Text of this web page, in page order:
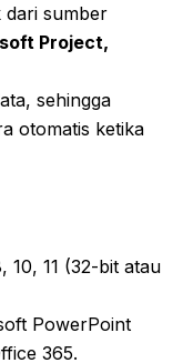
dari sumber
Project,
sehingga
otomatis ketika
10, 11 (32-bit atau
PowerPoint
365.